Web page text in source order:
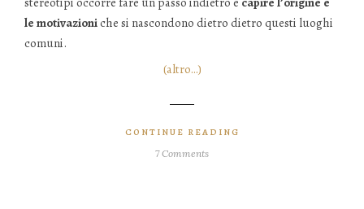
le motivazioniche si nascondono dietro dietro questi luoghi
comuni.
(altro…)
CONTINUE READING
7 Comments